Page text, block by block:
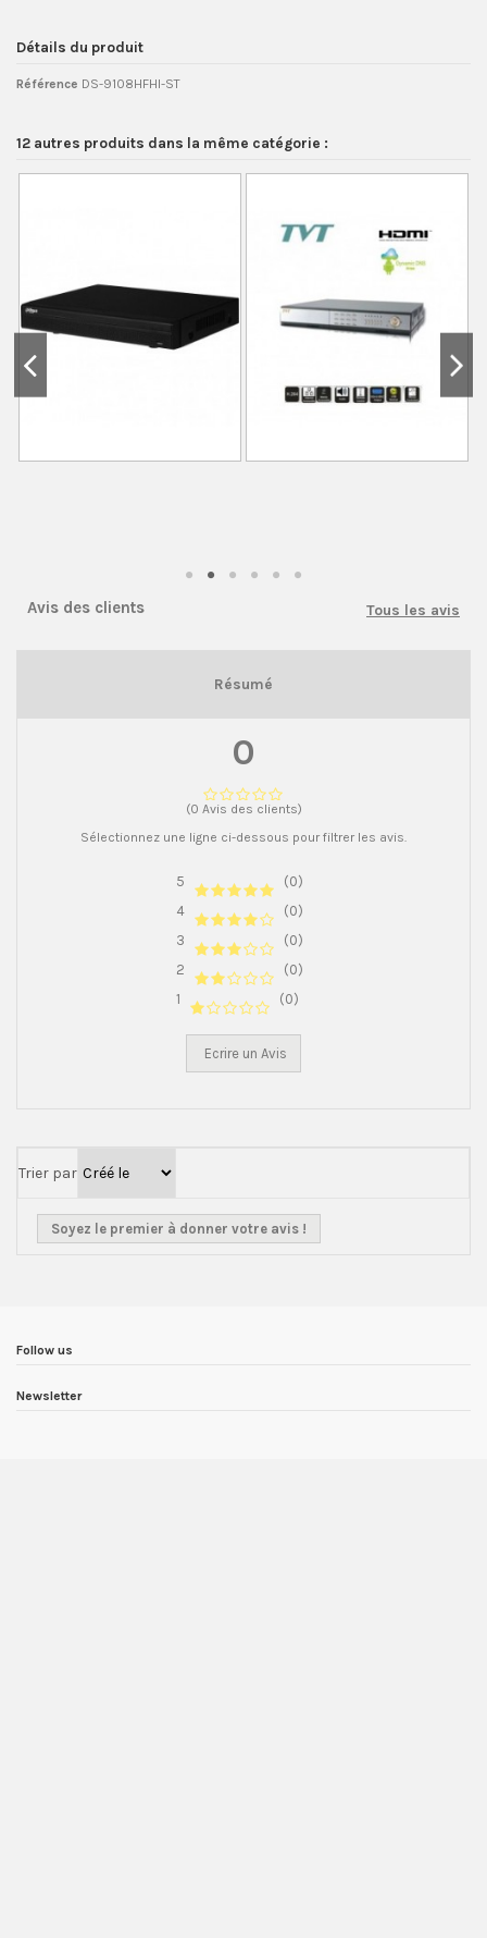
Détails du produit
Référence DS-9108HFHI-ST
12 autres produits dans la même catégorie :
Avis des clients Tous les avis
Résumé
0
(0 Avis des clients)
Sélectionnez une ligne ci-dessous pour filtrer les avis.
5
(0)
4
(0)
3
(0)
2
(0)
1
(0)
Ecrire un Avis
Trier par
Soyez le premier à donner votre avis !
Follow us
Newsletter